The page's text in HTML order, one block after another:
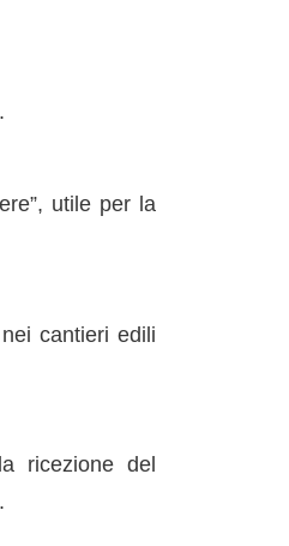
utile per la
cantieri edili
ricezione del